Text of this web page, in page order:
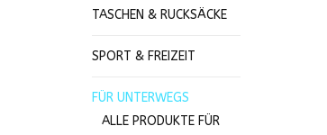
TASCHEN & RUCKSÄCKE
SPORT & FREIZEIT
FÜR UNTERWEGS
ALLE PRODUKTE FÜR